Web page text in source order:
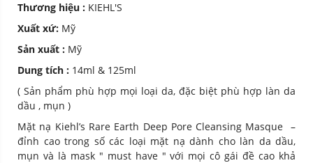
Thương hiệu : KIEHL'S
Xuất xứ: Mỹ
Sản xuất : Mỹ
Dung tích : 14ml & 125ml
( Sản phẩm phù hợp mọi loại da, đặc biệt phù hợp làn da
dầu , mụn )
Mặt nạ Kiehl’s Rare Earth Deep Pore Cleansing Masque –
đỉnh cao trong số các loại mặt nạ dành cho làn da dầu,
mụn và là mask " must have " với mọi cô gái đề cao khả